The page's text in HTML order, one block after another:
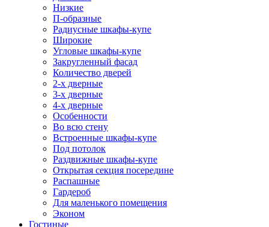
Низкие
П-образные
Радиусные шкафы-купе
Широкие
Угловые шкафы-купе
Закругленный фасад
Количество дверей
2-х дверные
3-х дверные
4-х дверные
Особенности
Во всю стену
Встроенные шкафы-купе
Под потолок
Раздвижные шкафы-купе
Открытая секция посередине
Распашные
Гардероб
Для маленького помещения
Эконом
Гостиные